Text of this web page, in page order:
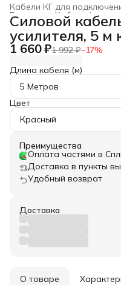
Кабели КГ для
Кабели
Главная
Силовой
усилителя, 5 м
1 660 ₽1 992 ₽−17%
Длина кабеля (м)
5 Метров
Цвет
Красный
Преимущества
Оплата частями в
Доставка в пункты
Удобный возврат
Доставка
О товаре